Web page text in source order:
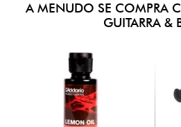
A MENUDO SE COMPRA
GUITARRA &